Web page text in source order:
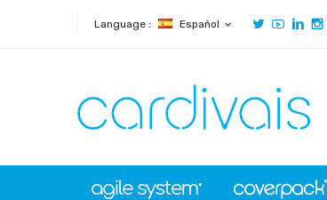
Language : Español expand_more